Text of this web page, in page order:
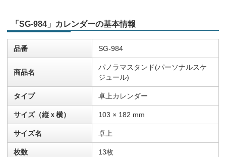
「SG-984」カレンダーの基本情報
品番 SG-984
商品名
パノラマスタンド(パーソナルスケ
ジュール)
タイプ 卓上カレンダー
サイズ（縦ｘ横） 103 × 182 mm
サイズ名 卓上
枚数 13枚